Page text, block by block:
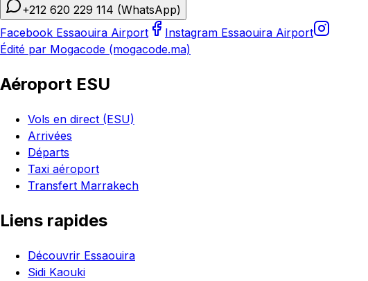
+212 620 229 114 (WhatsApp)
Facebook Essaouira Airport
Instagram Essaouira Airport
Édité par Mogacode (mogacode.ma)
Aéroport ESU
Vols en direct (ESU)
Arrivées
Départs
Taxi aéroport
Transfert Marrakech
Liens rapides
Découvrir Essaouira
Sidi Kaouki